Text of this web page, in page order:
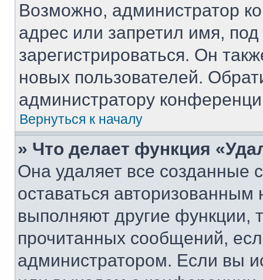
Возможно, администратор
адрес или запретил имя,
зарегистрироваться. Он
новых пользователей.
администратору
Вернуться к началу
» Что делает функция
Она удаляет все созданные
оставаться
выполняют другие функции,
прочитанных сообщений,
администратором. Если вы